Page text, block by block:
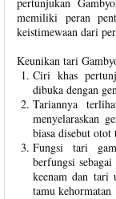
memiliki peran
keistimewaan dari
Keunikan tari
Ciri khas
dibuka dengan
Tariannya
menyelaraskan
biasa disebut otot
Fungsi tari
berfungsi
keenam dan tari
tamu kehormatan